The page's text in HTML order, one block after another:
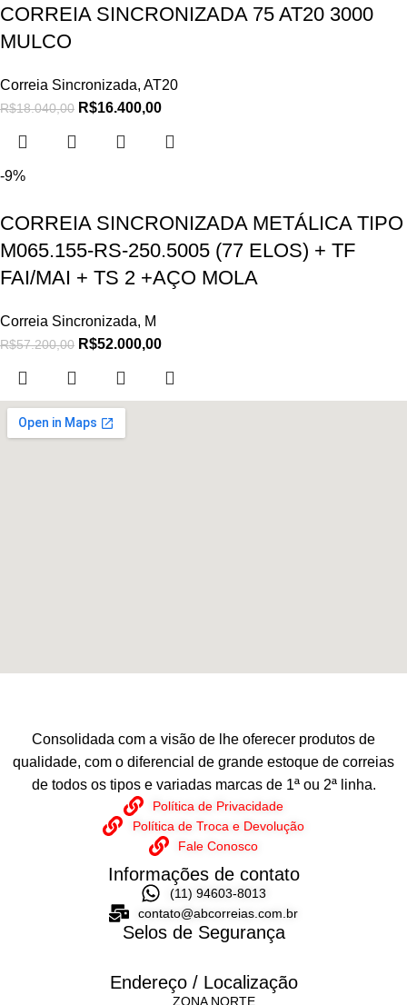
CORREIA SINCRONIZADA 75 AT20 3000
MULCO
Correia Sincronizada, AT20
R$18.040,00 R$16.400,00
-9%
CORREIA SINCRONIZADA METÁLICA TIPO
M065.155-RS-250.5005 (77 ELOS) + TF
FAI/MAI + TS 2 +AÇO MOLA
Correia Sincronizada, M
R$57.200,00 R$52.000,00
Consolidada com a visão de lhe oferecer produtos de
qualidade, com o diferencial de grande estoque de correias
de todos os tipos e variadas marcas de 1ª ou 2ª linha.
Política de Privacidade
Política de Troca e Devolução
Fale Conosco
Informações de contato
(11) 94603-8013
contato@abcorreias.com.br
Selos de Segurança
Endereço / Localização
ZONA NORTE